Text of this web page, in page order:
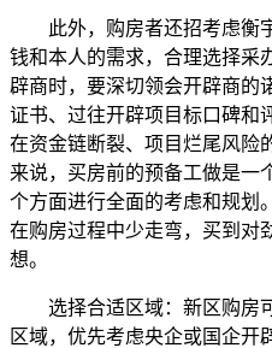
此外，购房者还招考虑衡
钱和本人的需求，合理选择采
辟商时，要深切领会开辟商的
证书、过往开辟项目标口碑和
在资金链断裂、项目烂尾风险
来说，买房前的预备工做是一
个方面进行全面的考虑和规划
在购房过程中少走弯，买到对
想。
选择合适区域：新区购房
区域，优先考虑央企或国企开